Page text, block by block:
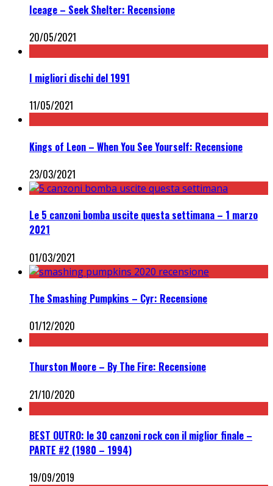
Iceage – Seek Shelter: Recensione
20/05/2021
I migliori dischi del 1991
11/05/2021
Kings of Leon – When You See Yourself: Recensione
23/03/2021
Le 5 canzoni bomba uscite questa settimana – 1 marzo
2021
01/03/2021
The Smashing Pumpkins – Cyr: Recensione
01/12/2020
Thurston Moore – By The Fire: Recensione
21/10/2020
BEST OUTRO: le 30 canzoni rock con il miglior finale –
PARTE #2 (1980 – 1994)
19/09/2019